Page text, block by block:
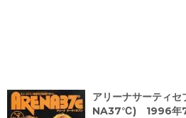
アリーナサーティセ
NA37℃) 1996年7